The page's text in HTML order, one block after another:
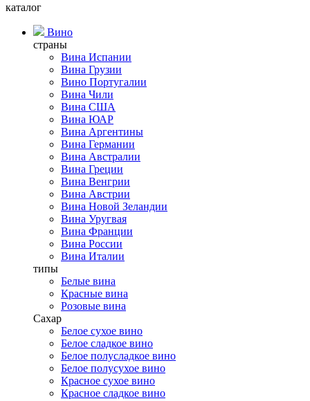
каталог
Вино
страны
Вина Испании
Вина Грузии
Вино Португалии
Вина Чили
Вина США
Вина ЮАР
Вина Аргентины
Вина Германии
Вина Австралии
Вина Греции
Вина Венгрии
Вина Австрии
Вина Новой Зеландии
Вина Уругвая
Вина Франции
Вина России
Вина Италии
типы
Белые вина
Красные вина
Розовые вина
Сахар
Белое сухое вино
Белое сладкое вино
Белое полусладкое вино
Белое полусухое вино
Красное сухое вино
Красное сладкое вино